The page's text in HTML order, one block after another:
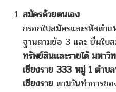
สมัครด้วยตนเอง
กรอกใบสมัครและรหัสตำ
ฐานตามข้อ 3 และ ยื่นใบ
ทรัพย์สินและรายได้ มหา
เชียงราย 333 หมู่ 1 ตำบ
เชียงราย ตามวันทำการข